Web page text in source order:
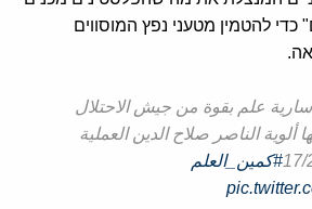
להטמין מטעני נפץ המוסווים
علم بقوة من جيش الاحتلال
الناصر صلاح الدين العملية
#كمين_العلم